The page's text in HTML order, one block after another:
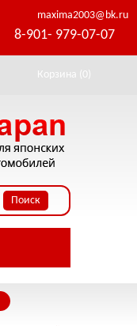
maxima2003@bk.ru
8-901- 979-07-07
Корзина (0)